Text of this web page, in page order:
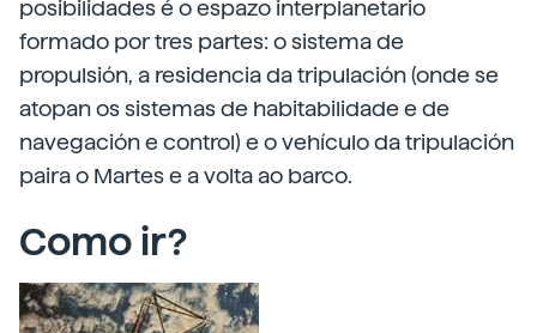
posibilidades é o espazo interplanetario
formado por tres partes: o sistema de
propulsión, a residencia da tripulación (onde se
atopan os sistemas de habitabilidade e de
navegación e control) e o vehículo da tripulación
paira o Martes e a volta ao barco.
Como ir?